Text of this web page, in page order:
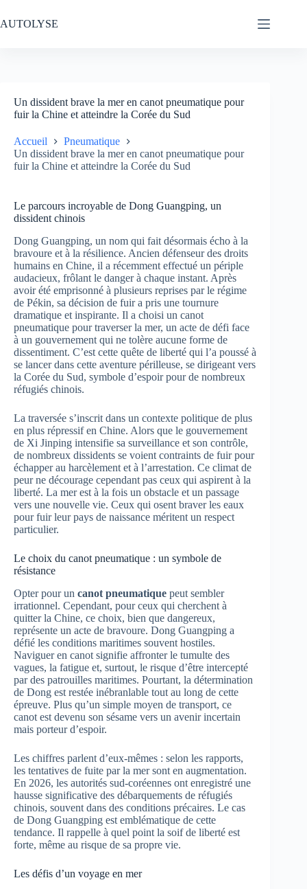
au
contenu
AUTOLYSE
Un dissident brave la mer en canot pneumatique pour
fuir la Chine et atteindre la Corée du Sud
Accueil
Pneumatique
Un dissident brave la mer en canot pneumatique pour
fuir la Chine et atteindre la Corée du Sud
Le parcours incroyable de Dong Guangping, un
dissident chinois
Dong Guangping, un nom qui fait désormais écho à la
bravoure et à la résilience. Ancien défenseur des droits
humains en Chine, il a récemment effectué un périple
audacieux, frôlant le danger à chaque instant. Après
avoir été emprisonné à plusieurs reprises par le régime
de Pékin, sa décision de fuir a pris une tournure
dramatique et inspirante. Il a choisi un canot
pneumatique pour traverser la mer, un acte de défi face
à un gouvernement qui ne tolère aucune forme de
dissentiment. C’est cette quête de liberté qui l’a poussé à
se lancer dans cette aventure périlleuse, se dirigeant vers
la Corée du Sud, symbole d’espoir pour de nombreux
réfugiés chinois.
La traversée s’inscrit dans un contexte politique de plus
en plus répressif en Chine. Alors que le gouvernement
de Xi Jinping intensifie sa surveillance et son contrôle,
de nombreux dissidents se voient contraints de fuir pour
échapper au harcèlement et à l’arrestation. Ce climat de
peur ne décourage cependant pas ceux qui aspirent à la
liberté. La mer est à la fois un obstacle et un passage
vers une nouvelle vie. Ceux qui osent braver les eaux
pour fuir leur pays de naissance méritent un respect
particulier.
Le choix du canot pneumatique : un symbole de
résistance
Opter pour un canot pneumatique peut sembler
irrationnel. Cependant, pour ceux qui cherchent à
quitter la Chine, ce choix, bien que dangereux,
représente un acte de bravoure. Dong Guangping a
défié les conditions maritimes souvent hostiles.
Naviguer en canot signifie affronter le tumulte des
vagues, la fatigue et, surtout, le risque d’être intercepté
par des patrouilles maritimes. Pourtant, la détermination
de Dong est restée inébranlable tout au long de cette
épreuve. Plus qu’un simple moyen de transport, ce
canot est devenu son sésame vers un avenir incertain
mais porteur d’espoir.
Les chiffres parlent d’eux-mêmes : selon les rapports,
les tentatives de fuite par la mer sont en augmentation.
En 2026, les autorités sud-coréennes ont enregistré une
hausse significative des débarquements de réfugiés
chinois, souvent dans des conditions précaires. Le cas
de Dong Guangping est emblématique de cette
tendance. Il rappelle à quel point la soif de liberté est
forte, même au risque de sa propre vie.
Les défis d’un voyage en mer